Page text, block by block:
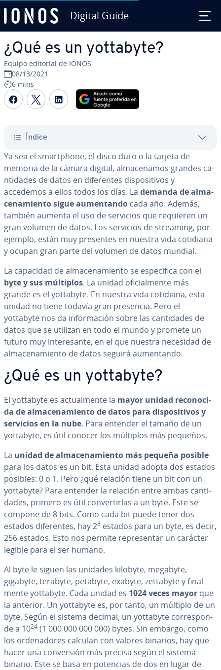
Digital Guide
¿Qué es un yottabyte?
Equipo editorial de IONOS
08/13/2021
6 mins
Compartir Facebook
Compartir Twitter
Compartir LinkedIn
Índice
Ya sea el sma­r­t­pho­ne, el disco duro o la tarjeta de
memoria de la cámara digital, al­ma­ce­na­mos grandes ca­
n­ti­da­des de datos en di­fe­re­n­tes di­s­po­si­ti­vos y
accedemos a ellos todos los días. La demanda de al­ma­
ce­na­mie­n­to sigue au­me­n­ta­n­do cada año. Además,
también aumenta el uso de servicios que requieren un
gran volumen de datos. Los servicios de streaming, por
ejemplo, están muy presentes en nuestra vida cotidiana
y ocupan gran parte del volumen de datos mundial.
La capacidad de al­ma­ce­na­mie­n­to se es­pe­ci­fi­ca con el
byte y sus múltiplos. La unidad ofi­cia­l­me­n­te más
grande es el yottabyte. En nuestra vida cotidiana, esta
unidad no tiene todavía gran presencia. Pero el
yottabyte nos da in­fo­r­ma­ción sobre las ca­n­ti­da­des de
datos que se utilizan en todo el mundo y promete un
futuro muy in­te­re­sa­n­te, en el que nuestra necesidad de
al­ma­ce­na­mie­n­to de datos seguirá au­me­n­ta­n­do.
¿Qué es un yottabyte?
El yottabyte es ac­tua­l­me­n­te la mayor unidad re­co­no­ci­
da de al­ma­ce­na­mie­n­to de datos para di­s­po­si­ti­vos y
servicios en la nube. Para entender el tamaño de un
yottabyte, es útil conocer los múltiplos más pequeños.
La unidad de al­ma­ce­na­mie­n­to más pequeña posible
para los datos es un bit. Esta unidad adopta dos estados
posibles: 0 o 1. Pero ¿qué relación tiene un bit con un
yottabyte? Para entender la relación entre ambas ca­n­ti­
da­des, primero es útil co­n­ve­r­ti­r­las a un byte. Este se
compone de 8 bits. Como cada bit puede tener dos
estados di­fe­re­n­tes, hay 28 estados para un byte, es decir,
256 estados. Esto nos permite re­pre­se­n­tar un carácter
legible para el ser humano.
Al byte le siguen las unidades kilobyte, megabyte,
gigabyte, terabyte, petabyte, exabyte, zettabyte y fi­na­l­
me­n­te yottabyte. Cada unidad es 1024 veces mayor que
la anterior. Un yottabyte es, por tanto, un múltiplo de un
byte. Según el sistema decimal, un yottabyte co­rre­s­po­n­
de a 1024 (1 000 000 000 000) bytes. Sin embargo, como
los or­de­na­do­res calculan con valores binarios, hay que
hacer una co­n­ve­r­sión más precisa según el sistema
binario. Este se basa en potencias de dos en lugar de